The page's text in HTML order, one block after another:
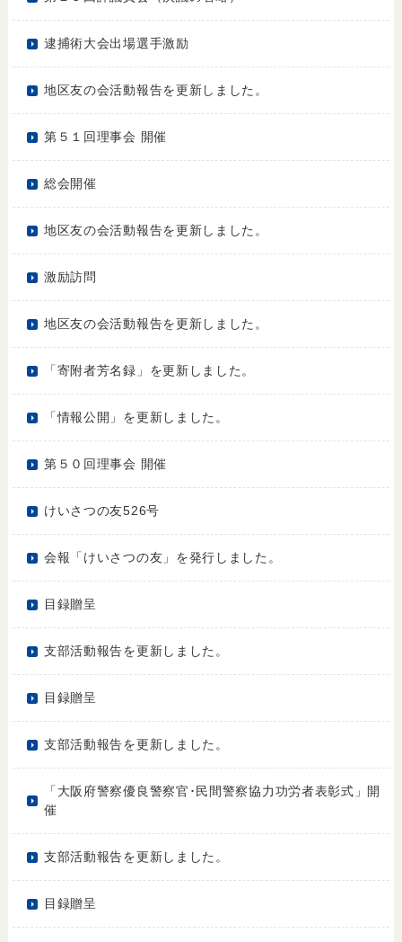
逮捕術大会出場選手激励
地区友の会活動報告を更新しました。
第５１回理事会 開催
総会開催
地区友の会活動報告を更新しました。
激励訪問
地区友の会活動報告を更新しました。
「寄附者芳名録」を更新しました。
「情報公開」を更新しました。
第５０回理事会 開催
けいさつの友526号
会報「けいさつの友」を発行しました。
目録贈呈
支部活動報告を更新しました。
目録贈呈
支部活動報告を更新しました。
「大阪府警察優良警察官･民間警察協力功労者表彰式」開
催
支部活動報告を更新しました。
目録贈呈